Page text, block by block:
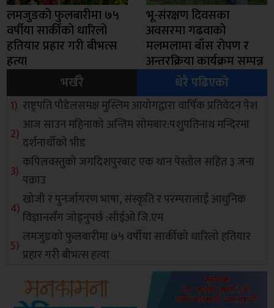
लमजुङको फुलबारीमा ७५
वर्षीया सार्कीको धारिलो
हतियार प्रहार गरी बीभत्स
हत्या
भू-संरक्षण दिवसका
अवसरमा गढवाको
मलमलामा बाँस रोपण र
अन्तरक्रिया कार्यक्रम सम्पन्न
भर्खरै
धेरै पढिएको
राष्ट्रपति पौडेलसमक्ष मुस्लिम आयोगद्वारा वार्षिक प्रतिवेदन पेश
आज साउन महिनाको अन्तिम सोमबार:पशुपतिनाथ मन्दिरमा
दर्शनार्थीको भीड
कपिलवस्तुको जगदिशपुरबाट एक थान पेस्तोल सहित ३ जना
पक्राउ
खोजी र पुनर्जागरण भाषा, संस्कृति र परम्परालाई आधुनिक
विज्ञानसँग जोड्नुपर्छ :सीईओ जि.एम
लमजुङको फुलबारीमा ७५ वर्षीया सार्कीको धारिलो हतियार
प्रहार गरी बीभत्स हत्या